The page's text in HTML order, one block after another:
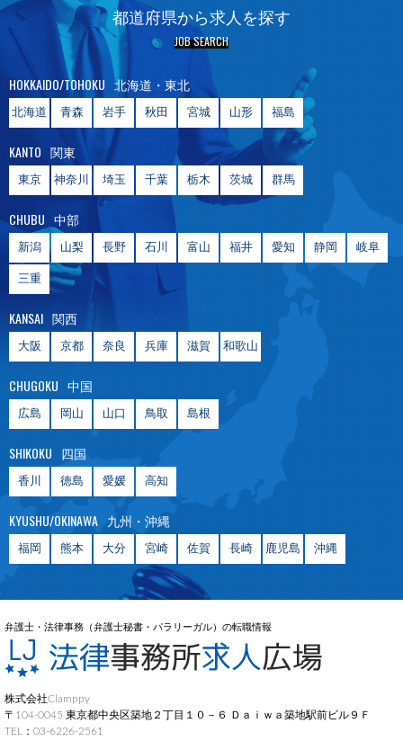
都道府県から求人を探す
JOB SEARCH
HOKKAIDO/TOHOKU 北海道・東北
北海道 青森 岩手 秋田 宮城 山形 福島
KANTO 関東
東京 神奈川 埼玉 千葉 栃木 茨城 群馬
CHUBU 中部
新潟 山梨 長野 石川 富山 福井 愛知 静岡 岐阜
三重
KANSAI 関西
大阪 京都 奈良 兵庫 滋賀 和歌山
CHUGOKU 中国
広島 岡山 山口 鳥取 島根
SHIKOKU 四国
香川 徳島 愛媛 高知
KYUSHU/OKINAWA 九州・沖縄
福岡 熊本 大分 宮崎 佐賀 長崎 鹿児島 沖縄
弁護士・法律事務（弁護士秘書・パラリーガル）の転職情報
株式会社Clamppy
〒104-0045 東京都中央区築地２丁目１０－６ Ｄａｉｗａ築地駅前ビル９Ｆ
TEL：03-6226-2561